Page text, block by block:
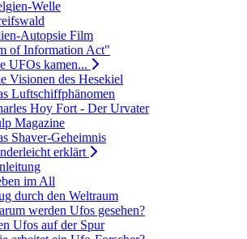
Welle
Autopsie Film
of Information Act"
UFOs kamen...
Visionen des Hesekiel
Luftschiffphänomen
Hoy Fort - Der Urvater
Magazine
Shaver-Geheimnis
erklärt
im All
durch den Weltraum
werden Ufos gesehen?
Ufos auf der Spur